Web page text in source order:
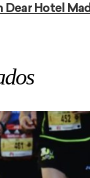
Dear Hotel